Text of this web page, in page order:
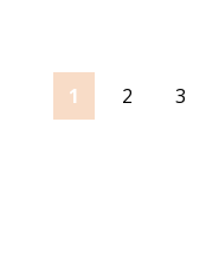
1 2 3